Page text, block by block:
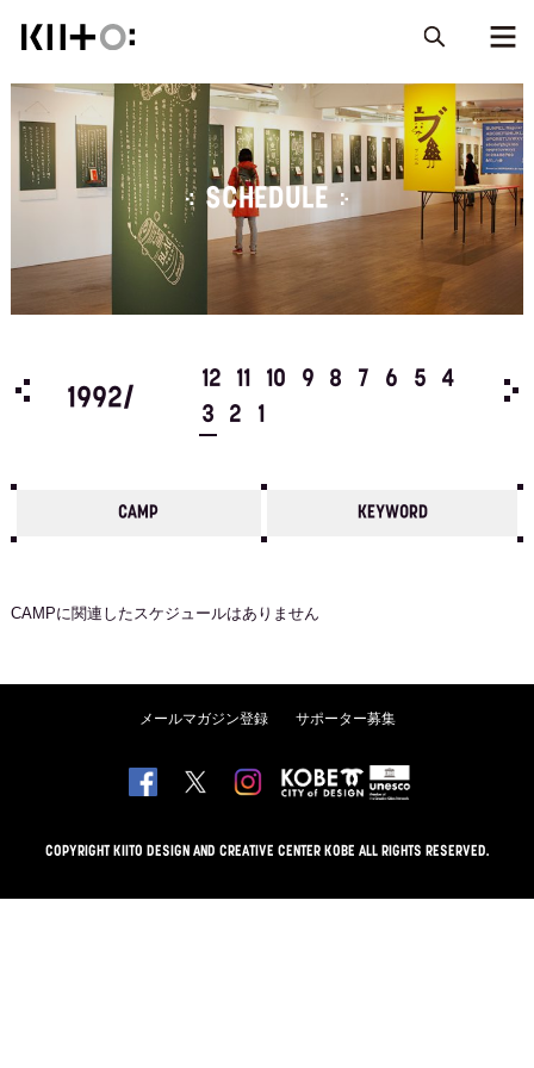
SCHEDULE
4
1992/
12 11 10 9 8 7 6 5
4
3
2 1
CAMP KEYWORD
CAMPに関連したスケジュールはありません
メールマガジン登録 サポーター募集
COPYRIGHT KIITO DESIGN AND CREATIVE CENTER KOBE ALL RIGHTS RESERVED.